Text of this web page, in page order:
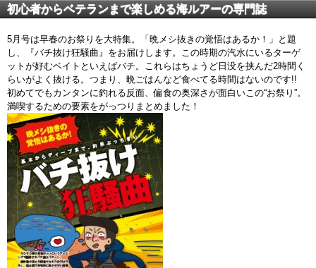
初心者からベテランまで楽しめる海ルアーの専門誌
5月号は早春のお祭りを大特集。「晩メシ抜きの覚悟はあるか！」と題
し、『バチ抜け狂騒曲』をお届けします。この時期の汽水にいるターゲ
ットが好むベイトといえばバチ。これらはちょうど日没を挟んだ2時間く
らいがよく抜ける。つまり、晩ごはんなど食べてる時間はないのです!!
初めてでもカンタンに釣れる反面、偏食の奥深さが面白いこの“お祭り”。
満喫するための要素をがっつりまとめました！